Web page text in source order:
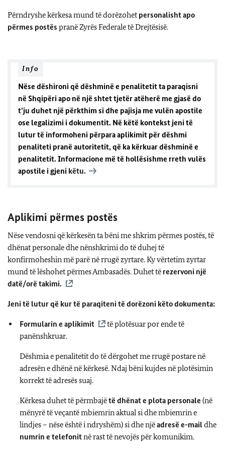
Përndryshe kërkesa mund të dorëzohetpersonalisht apo
përmes postës pranë Zyrës Federale të Drejtësisë.
Info
Nëse dëshironi që dëshminë e penalitetit ta paraqisni
në Shqipëri apo në një shtet tjetër atëherë me gjasë do
t’ju duhet një përkthim si dhe pajisja me vulën apostile
ose legalizimi i dokumentit. Në këtë kontekst jeni të
lutur të informoheni përpara aplikimit për dëshmi
penaliteti pranë autoritetit, që ka kërkuar dëshminë e
penalitetit. Informacione më të hollësishme rreth vulës
apostile i gjeni këtu.
Aplikimi përmes postës
Nëse vendosni që kërkesën ta bëni me shkrim përmes postës, të
dhënat personale dhe nënshkrimi do të duhej të
konfirmoheshin më parë në rrugë zyrtare. Ky vërtetim zyrtar
mund të lëshohet përmes Ambasadës. Duhet të rezervoni një
datë/orë takimi.
Jeni të lutur që kur të paraqiteni të dorëzoni këto dokumenta:
Formularin e aplikimit
të plotësuar por ende të
panënshkruar.
Dëshmia e penalitetit do të dërgohet me rrugë postare në
adresën e dhënë në kërkesë. Ndaj bëni kujdes në plotësimin
korrekt të adresës suaj.
Kërkesa duhet të përmbajëtë dhënat e plota personale (në
mënyrë të veçantë mbiemrin aktual si dhe mbiemrin e
lindjes – nëse është i ndryshëm) si dhe njëadresë e-maildhe
numrin e telefonitnë rast të nevojës për komunikim.